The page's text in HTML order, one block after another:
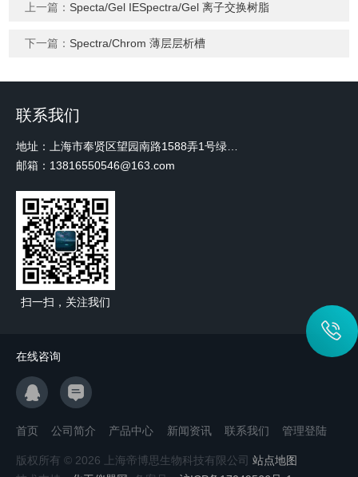
上一篇： Specta/Gel IESpectra/Gel 离子交换树脂
下一篇： Spectra/Chrom 薄层层析槽
联系我们
地址：上海市奉贤区望园南路1588弄1号绿地未来中心A3 2110室
邮箱：13816550546@163.com
扫一扫，关注我们
在线咨询
首页 公司简介 产品中心 新闻资讯 联系我们 管理登陆
版权所有 © 2026 上海帝博思生物科技有限公司 站点地图